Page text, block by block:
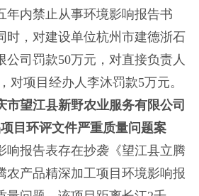
年内禁止从事环境影响报告书
时，对建设单位杭州市建德浙石
公司罚款50万元，对直接负责人
对项目经办人李沐罚款5万元。
市望江县新野农业服务有限公司
目环评文件严重质量问题案
报告表存在抄袭《望江县立腾
农产品精深加工项目环境影响报